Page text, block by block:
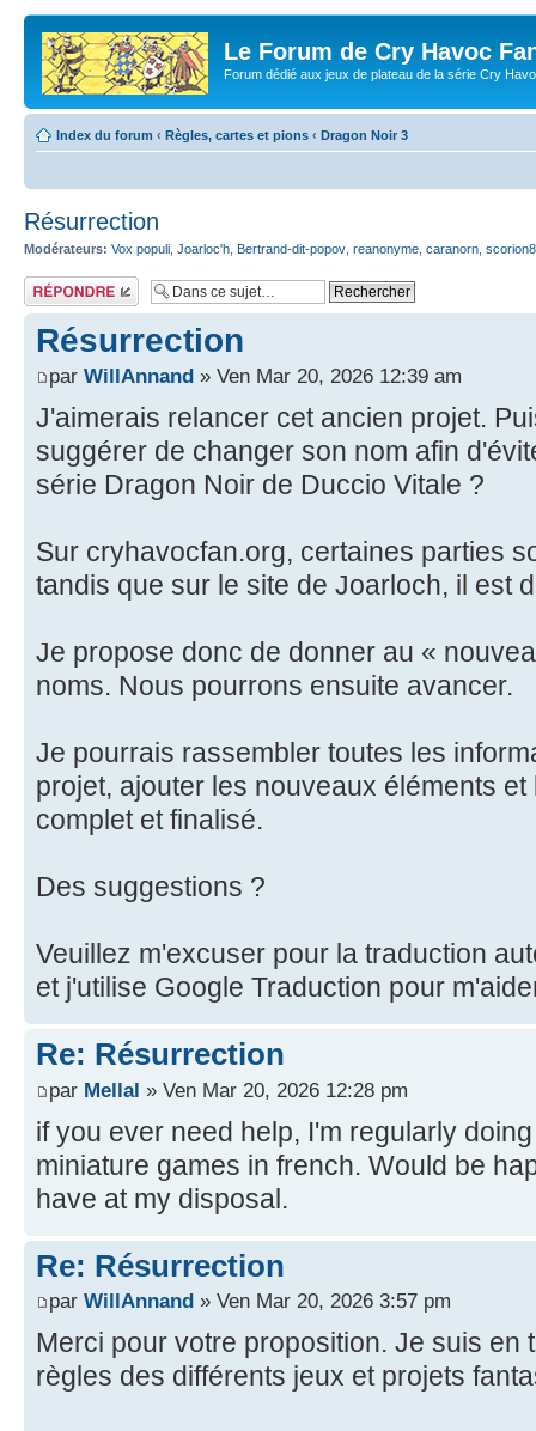
Le Forum de Cry Havoc
Forum dédié aux jeux de plateau de la série Cry
Index du forum ‹ Règles, cartes et pions ‹ Dragon Noir 3
Résurrection
Modérateurs: Vox populi Joarloc'h Bertrand-dit-popov reanonyme caranorn
Répondre
Résurrection
par WillAnnand » Ven Mar 20, 2026 12:39 am
J'aimerais relancer cet ancien projet.
suggérer de changer son nom afin
série Dragon Noir de Duccio Vitale ?
Sur cryhavocfan.org, certaines parties
tandis que sur le site de Joarloch, il est
Je propose donc de donner au «
noms. Nous pourrons ensuite avancer.
Je pourrais rassembler toutes les
projet, ajouter les nouveaux éléments
complet et finalisé.
Des suggestions ?
Veuillez m'excuser pour la traduction
et j'utilise Google Traduction pour
Re: Résurrection
par Mellal » Ven Mar 20, 2026 12:28 pm
if you ever need help, I'm regularly
miniature games in french. Would be
have at my disposal.
Re: Résurrection
par WillAnnand » Ven Mar 20, 2026 3:57 pm
Merci pour votre proposition. Je suis en
règles des différents jeux et projets